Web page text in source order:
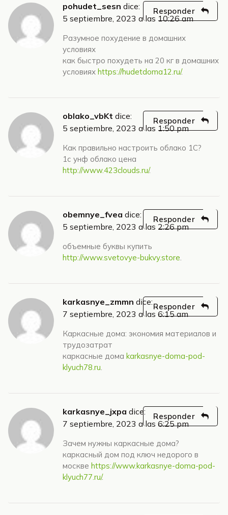
pohudet_sesn dice:
5 septiembre, 2023 a las 10:26 am
Разумное похудение в домашних
условиях
как быстро похудеть на 20 кг в домашних
условиях https://hudetdoma12.ru/.
Responder
oblako_vbKt dice:
5 septiembre, 2023 a las 1:50 pm
Как правильно настроить облако 1С?
1с унф облако цена
http://www.423clouds.ru/.
Responder
obemnye_fvea dice:
5 septiembre, 2023 a las 2:26 pm
объемные буквы купить
http://www.svetovye-bukvy.store
Responder
karkasnye_zmmn dice:
7 septiembre, 2023 a las 6:15 am
Каркасные дома: экономия материалов и
трудозатрат
каркасные дома karkasnye-doma-pod-
klyuch78.ru
Responder
karkasnye_jxpa dice:
7 septiembre, 2023 a las 6:25 pm
Зачем нужны каркасные дома?
каркасный дом под ключ недорого в
москве https://www.karkasnye-doma-pod-
klyuch77.ru/.
Responder